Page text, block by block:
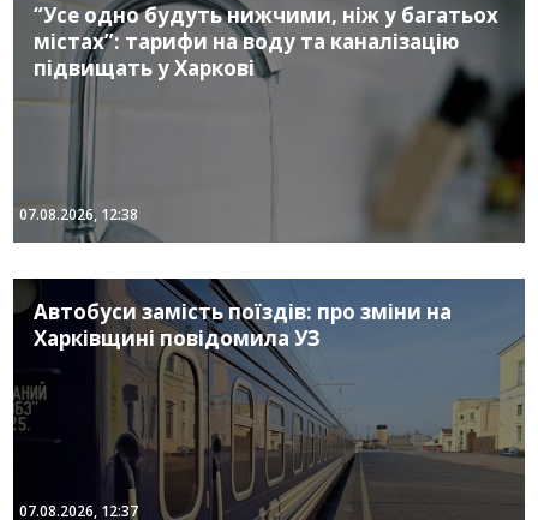
“Усе одно будуть нижчими, ніж у багатьох
містах”: тарифи на воду та каналізацію
підвищать у Харкові
07.08.2026, 12:38
Автобуси замість поїздів: про зміни на
Харківщині повідомила УЗ
07.08.2026, 12:37